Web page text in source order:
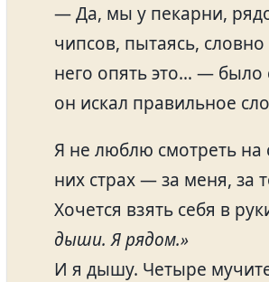
— Да, мы у пекарни,
чипсов, пытаясь,
него опять это… — было
он искал правильное
Я не люблю смотреть на
них страх — за меня, за
Хочется взять себя в
дыши. Я рядом.»
И я дышу. Четыре